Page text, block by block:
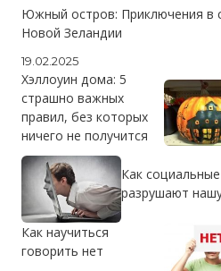
Южный остров: Приключения в
Новой Зеландии
19.02.2025
Хэллоуин дома: 5
страшно важных
правил, без которых
ничего не получится
Как
разрушают
Как научиться
говорить нет